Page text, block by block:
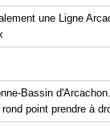
une Ligne
Bassin
point prendre à